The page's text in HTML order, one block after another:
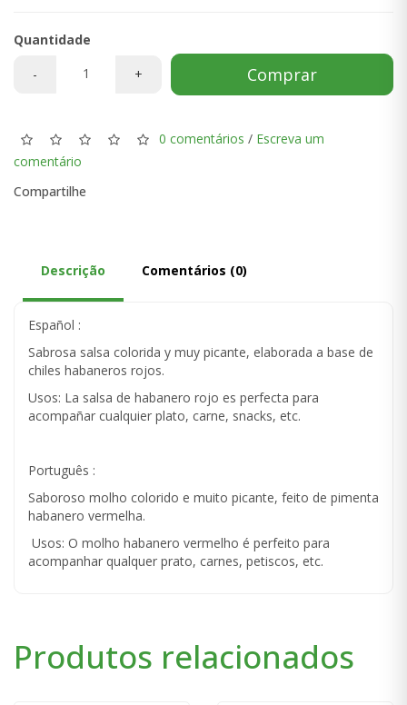
Quantidade
-
+ Comprar
0 comentários / Escreva um
comentário
Compartilhe
Descrição Comentários (0)
Español :
Sabrosa salsa colorida y muy picante, elaborada a base de
chiles habaneros rojos.
Usos: La salsa de habanero rojo es perfecta para
acompañar cualquier plato, carne, snacks, etc.
Português :
Saboroso molho colorido e muito picante, feito de pimenta
habanero vermelha.
Usos: O molho habanero vermelho é perfeito para
acompanhar qualquer prato, carnes, petiscos, etc.
Produtos relacionados